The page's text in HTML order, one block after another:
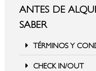
ANTES DE
SABER
TÉRMINOS Y
CHECK IN/OUT